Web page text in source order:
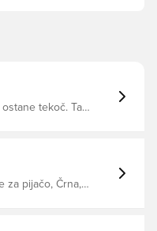
tekoč. Ta
za pijačo, Črna,